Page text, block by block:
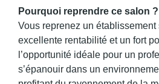
Pourquoi reprendre ce salon ?
Vous reprenez un établissement
excellente rentabilité et un fort
l’opportunité idéale pour un
s’épanouir dans un